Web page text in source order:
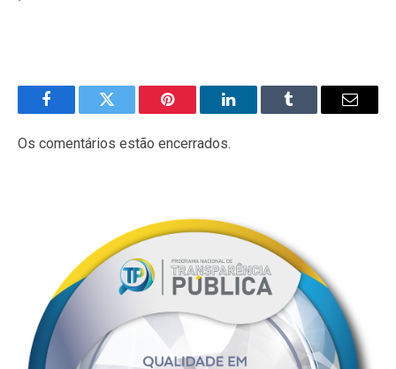
FacebookTwitter Pinterest LinkedInTumblr
E-
Os comentários estão encerrados.